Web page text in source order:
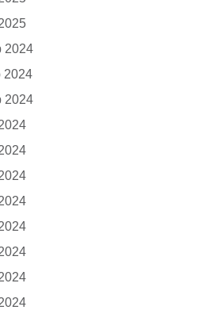
2024
2024
2024